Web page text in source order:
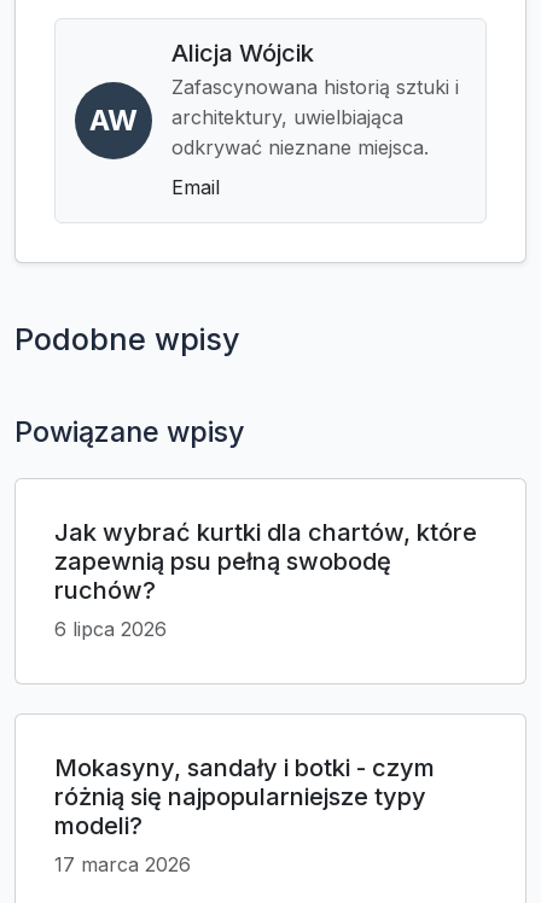
AW
Alicja Wójcik
Zafascynowana historią sztuki i
architektury, uwielbiająca
odkrywać nieznane miejsca.
Email
Podobne wpisy
Powiązane wpisy
Jak wybrać kurtki dla chartów, które
zapewnią psu pełną swobodę
ruchów?
6 lipca 2026
Mokasyny, sandały i botki - czym
różnią się najpopularniejsze typy
modeli?
17 marca 2026